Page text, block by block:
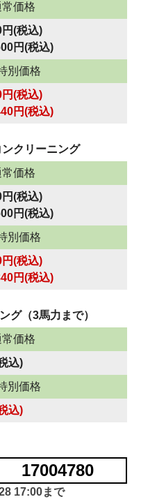
価格
(税込)
円(税込)
別価格
(税込)
円(税込)
クリーニング
価格
(税込)
円(税込)
別価格
(税込)
円(税込)
グ（3馬力まで）
価格
込)
別価格
込)
17004780
17:00まで